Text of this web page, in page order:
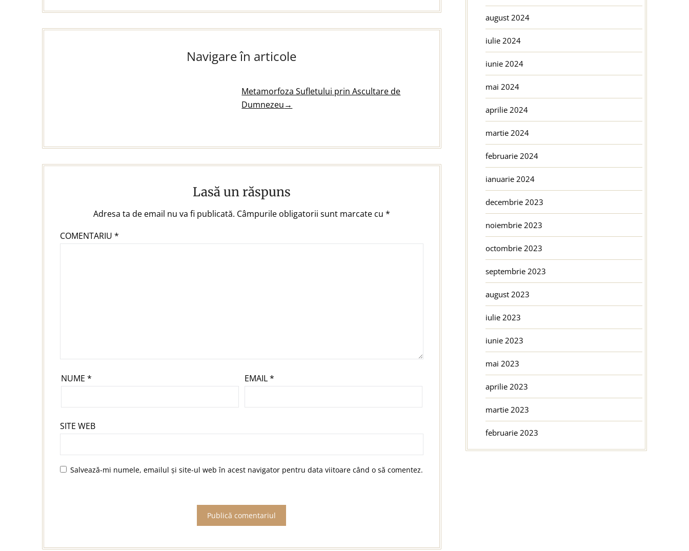
Navigare în articole
Metamorfoza Sufletului prin Ascultare de
Dumnezeu→
Lasă un răspuns
Adresa ta de email nu va fi publicată. Câmpurile obligatorii sunt marcate cu *
COMENTARIU*
NUME * EMAIL*
SITE WEB
Salvează-mi numele, emailul și site-ul web în acest navigator pentru data viitoare când o să comentez.
august 2024
iulie 2024
iunie 2024
mai 2024
aprilie 2024
martie 2024
februarie 2024
ianuarie 2024
decembrie 2023
noiembrie 2023
octombrie 2023
septembrie 2023
august 2023
iulie 2023
iunie 2023
mai 2023
aprilie 2023
martie 2023
februarie 2023